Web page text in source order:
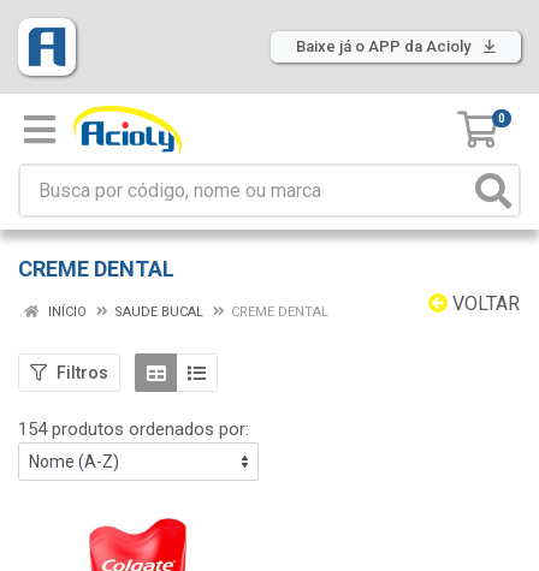
Baixe já o APP da Acioly
0
CREME DENTAL
VOLTAR
INÍCIO SAUDE BUCAL CREME DENTAL
Filtros
154 produtos ordenados por: